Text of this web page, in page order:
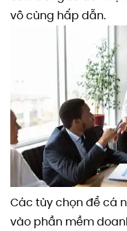
vô cùng hấp dẫn.
Các tùy chọn để cá
vào phần mềm